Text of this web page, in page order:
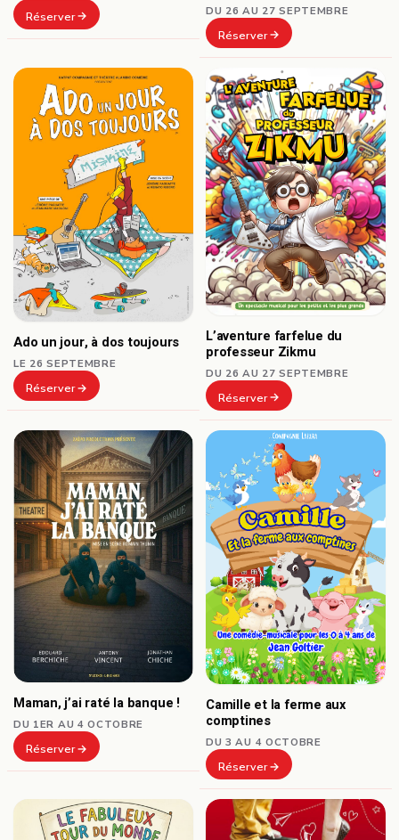
Réserver DU 26 AU 27 SEPTEMBRE
Réserver
Ado un jour, à dos toujours
LE 26 SEPTEMBRE
Réserver
L’aventure farfelue du
professeur Zikmu
DU 26 AU 27 SEPTEMBRE
Réserver
Maman, j’ai raté la banque !
DU 1ER AU 4 OCTOBRE
Réserver
Camille et la ferme aux
comptines
DU 3 AU 4 OCTOBRE
Réserver